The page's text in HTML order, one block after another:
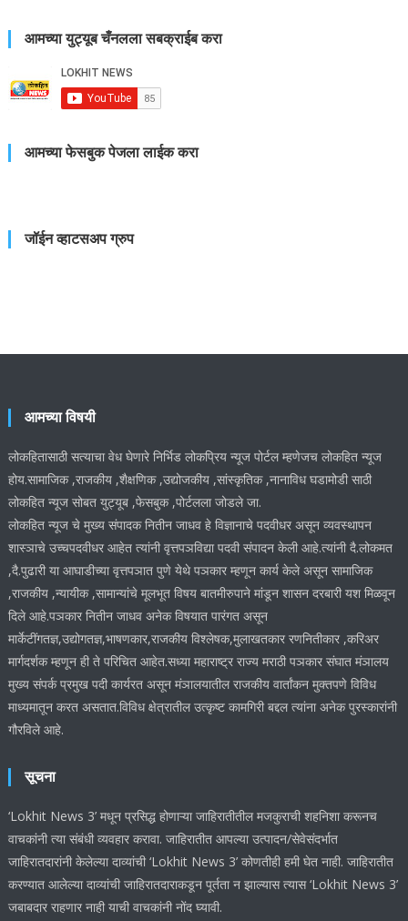
आमच्या युट्यूब चँनलला सबक्राईब करा
आमच्या फेसबुक पेजला लाईक करा
जॉईन व्हाटसअप ग्रुप
आमच्या विषयी
लोकहितासाठी सत्याचा वेध घेणारे निर्भिड लोकप्रिय न्यूज पोर्टल म्हणेजच लोकहित न्यूज
होय.सामाजिक ,राजकीय ,शैक्षणिक ,उद्योजकीय ,सांस्कृतिक ,नानाविध घडामोडी साठी
लोकहित न्यूज सोबत युट्यूब ,फेसबुक ,पोर्टलला जोडले जा.
लोकहित न्यूज चे मुख्य संपादक नितीन जाधव हे विज्ञानाचे पदवीधर असून व्यवस्थापन
शास्ञाचे उच्चपदवीधर आहेत त्यांनी वृत्तपञविद्या पदवी संपादन केली आहे.त्यांनी दै.लोकमत
,दै.पुढारी या आघाडीच्या वृत्तपञात पुणे येथे पञकार म्हणून कार्य केले असून सामाजिक
,राजकीय ,न्यायीक ,सामान्यांचे मूलभूत विषय बातमीरुपाने मांडून शासन दरबारी यश मिळवून
दिले आहे.पञकार नितीन जाधव अनेक विषयात पारंगत असून
मार्केटींगतज्ञ,उद्योगतज्ञ,भाषणकार,राजकीय विश्लेषक,मुलाखतकार रणनितीकार ,करिअर
मार्गदर्शक म्हणून ही ते परिचित आहेत.सध्या महाराष्ट्र राज्य मराठी पञकार संघात मंञालय
मुख्य संपर्क प्रमुख पदी कार्यरत असून मंञालयातील राजकीय वार्तांकन मुक्तपणे विविध
माध्यमातून करत असतात.विविध क्षेत्रातील उत्कृष्ट कामगिरी बद्दल त्यांना अनेक पुरस्कारांनी
गौरविले आहे.
सूचना
‘Lokhit News 3’ मधून प्रसिद्ध होणाऱ्या जाहिरातीतील मजकुराची शहनिशा करूनच
वाचकांनी त्या संबंधी व्यवहार करावा. जाहिरातीत आपल्या उत्पादन/सेवेसंदर्भात
जाहिरातदारांनी केलेल्या दाव्यांची ‘Lokhit News 3’ कोणतीही हमी घेत नाही. जाहिरातीत
करण्यात आलेल्या दाव्यांची जाहिरातदाराकडून पूर्तता न झाल्यास त्यास ‘Lokhit News 3’
जबाबदार राहणार नाही याची वाचकांनी नोंद घ्यावी.